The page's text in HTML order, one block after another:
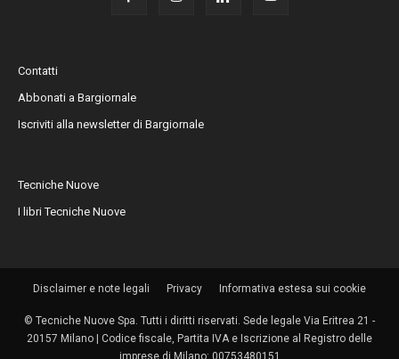
Contatti
Abbonati a Bargiornale
Iscriviti alla newsletter di Bargiornale
Tecniche Nuove
I libri Tecniche Nuove
Disclaimer e note legali Privacy Informativa estesa sui cookie
© Tecniche Nuove Spa. Tutti i diritti riservati. Sede legale Via Eritrea 21 -
20157 Milano | Codice fiscale, Partita IVA e Iscrizione al Registro delle
imprese di Milano: 00753480151